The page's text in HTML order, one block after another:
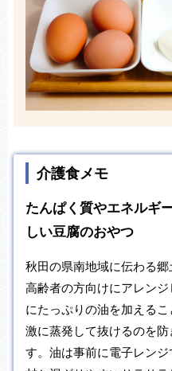
介護食メモ
たんぱく質やエネルギ
しい豆腐のおやつ
秋田の県南地域に伝わる郷
高齢者の方向けにアレン
にたっぷりの油を加える
激に蒸発して抜けるのを
す。油は事前に電子レン